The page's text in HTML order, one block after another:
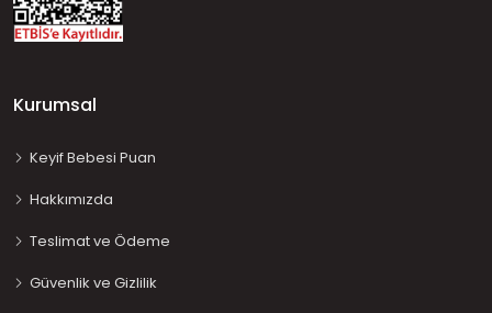
Kurumsal
Keyif Bebesi Puan
Hakkımızda
Teslimat ve Ödeme
Güvenlik ve Gizlilik